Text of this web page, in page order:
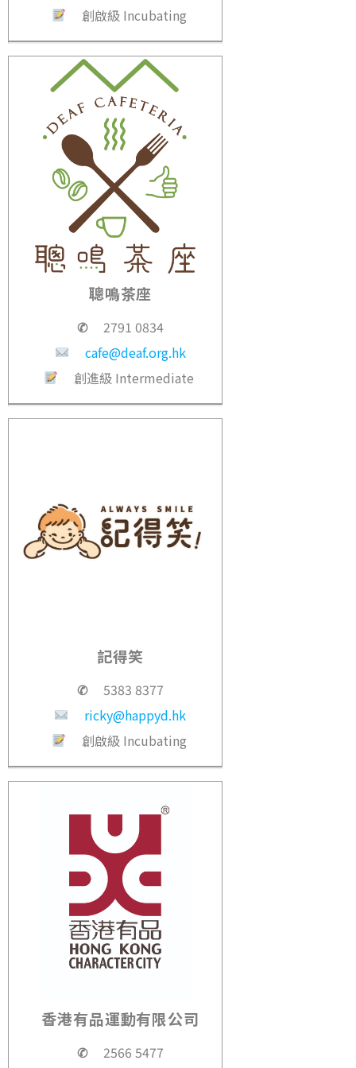
創啟級 Incubating
聰鳴茶座
✆
2791 0834
cafe@deaf.org.hk
創進級 Intermediate
記得笑
✆
5383 8377
ricky@happyd.hk
創啟級 Incubating
香港有品運動有限公司
✆
2566 5477